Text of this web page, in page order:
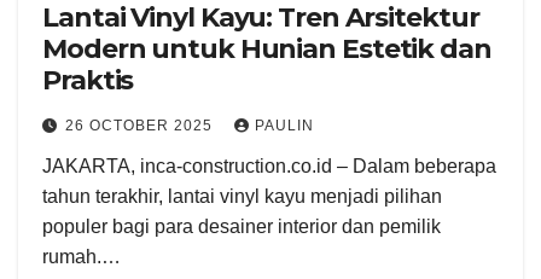
Lantai Vinyl Kayu: Tren Arsitektur
Modern untuk Hunian Estetik dan
Praktis
26 OCTOBER 2025 PAULIN
JAKARTA, inca-construction.co.id – Dalam beberapa
tahun terakhir, lantai vinyl kayu menjadi pilihan
populer bagi para desainer interior dan pemilik
rumah.…